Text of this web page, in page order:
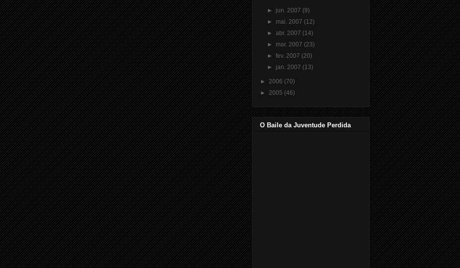
► jun. 2007 (9)
► mai. 2007 (12)
►abr. 2007 (14)
► mar. 2007 (23)
►fev. 2007 (20)
► jan. 2007 (13)
► 2006 (70)
► 2005 (46)
O Baile da Juventude Perdida